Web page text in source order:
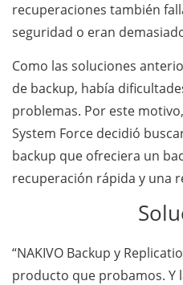
recuperaciones también
seguridad o eran
Como las soluciones
de backup, había
problemas. Por este
System Force decidió
backup que ofreciera un
recuperación rápida y una
“NAKIVO Backup y
producto que probamos. Y